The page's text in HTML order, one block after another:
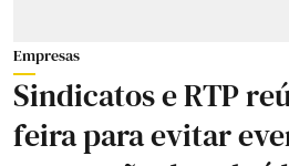
Empresas
Sindicatos e RTP
feira para evitar